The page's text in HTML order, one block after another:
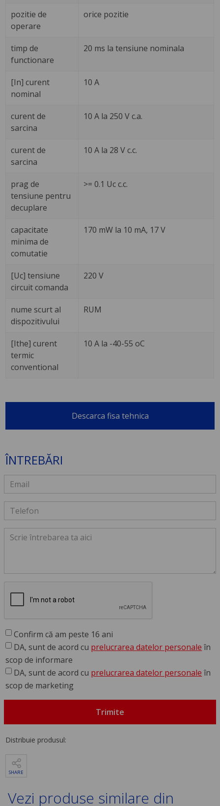
pozitie de
operare
orice pozitie
timp de
functionare
20 ms la tensiune nominala
[In] curent
nominal
10 A
curent de
sarcina
10 A la 250 V c.a.
curent de
sarcina
10 A la 28 V c.c.
prag de
tensiune pentru
decuplare
>= 0.1 Uc c.c.
capacitate
minima de
comutatie
170 mW la 10 mA, 17 V
[Uc] tensiune
circuit comanda
220 V
nume scurt al
dispozitivului
RUM
[Ithe] curent
termic
conventional
10 A la -40-55 oC
Descarca fisa tehnica
ÎNTREBĂRI
Confirm că am peste 16 ani
DA, sunt de acord cu prelucrarea datelor personale în
scop de informare
DA, sunt de acord cu prelucrarea datelor personale în
scop de marketing
Trimite
Distribuie produsul:
SHARE
Vezi produse similare din